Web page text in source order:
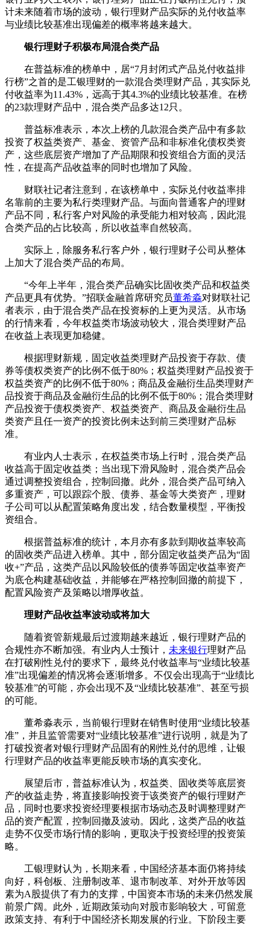
计未来随着市场的波动，银行理财产品实际的兑付收益率
与业绩比较基准出现偏差的概率将越来越大。
银行理财子积极布局混合类产品
在普益标准的榜单中，居“7月封闭式产品兑付收益排
行榜”之首的是工银理财的一款混合类理财产品，其实际兑
付收益率为11.43%，远高于其4.3%的业绩比较基准。在榜
的23款理财产品中，混合类产品多达12只。
普益标准表示，本次上榜的几款混合类产品中有多款
投资了权益类资产、基金、资管产品和非标准化债权类资
产，这些底层资产增加了产品期限和投资组合方面的灵活
性，在提高产品收益率的同时也增加了风险。
财联社记者注意到，在该榜单中，实际兑付收益率排
名靠前的主要为私行类理财产品。与面向普通客户的理财
产品不同，私行客户对风险的承受能力相对较高，因此混
合类产品的占比较高，所以收益率自然较高。
实际上，除服务私行客户外，银行理财子公司从整体
上加大了混合类产品的布局。
“今年上半年，混合类产品确实比固收类产品和权益类
产品更具有优势。”招联金融首席研究员董希淼对财联社记
者表示，由于混合类产品在投资标的上更为灵活。从市场
的行情来看，今年权益类市场波动较大，混合类理财产品
在收益上表现更加稳健。
根据理财新规，固定收益类理财产品投资于存款、债
券等债权类资产的比例不低于80%；权益类理财产品投资于
权益类资产的比例不低于80%；商品及金融衍生品类理财产
品投资于商品及金融衍生品的比例不低于80%；混合类理财
产品投资于债权类资产、权益类资产、商品及金融衍生品
类资产且任一资产的投资比例未达到前三类理财产品标
准。
有业内人士表示，在权益类市场上行时，混合类产品
收益高于固定收益类；当出现下滑风险时，混合类产品会
通过调整投资组合，控制回撤。此外，混合类产品可纳入
多重资产，可以跟踪个股、债券、基金等大类资产，理财
子公司可以从配置策略角度出发，结合数量模型，平衡投
资组合。
根据普益标准的统计，本月亦有多款到期收益率较高
的固收类产品进入榜单。其中，部分固定收益类产品为“固
收+”产品，这类产品以风险较低的债券等固定收益率资产
为底仓构建基础收益，并能够在严格控制回撤的前提下，
配置风险资产及策略以增厚收益。
理财产品收益率波动或将加大
随着资管新规最后过渡期越来越近，银行理财产品的
合规性亦不断加强。有业内人士预计， 未来银行理财产品
在打破刚性兑付的要求下，最终兑付收益率与“业绩比较基
准”出现偏差的情况将会逐渐增多。不仅会出现高于“业绩比
较基准”的可能，亦会出现不及“业绩比较基准”、甚至亏损
的可能。
董希淼表示，当前银行理财在销售时使用“业绩比较基
准”，并且监管需要对“业绩比较基准”进行说明，就是为了
打破投资者对银行理财产品固有的刚性兑付的思维，让银
行理财产品的收益率更能反映市场的真实变化。
展望后市，普益标准认为，权益类、固收类等底层资
产的收益走势，将直接影响投资于该类资产的银行理财产
品，同时也要求投资经理要根据市场动态及时调整理财产
品的资产配置，控制回撤及波动。因此，这类产品的收益
走势不仅受市场行情的影响，更取决于投资经理的投资策
略。
工银理财认为，长期来看，中国经济基本面仍将持续
向好，科创板、注册制改革、退市制改革、对外开放等因
素为A股提供了有力的支撑，中国资本市场的未来仍然发展
前景广阔。此外，近期政策动向对股市影响较大，可留意
政策支持、有利于中国经济长期发展的行业。下阶段主要